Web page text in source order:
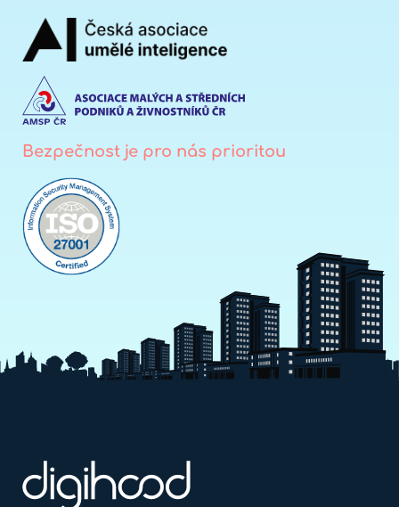
Bezpečnost je pro nás prioritou